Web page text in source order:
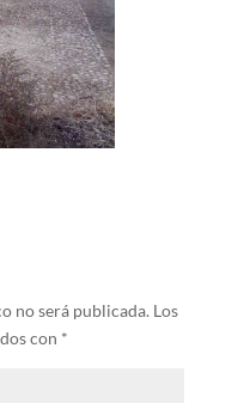
no será publicada. Los
con *